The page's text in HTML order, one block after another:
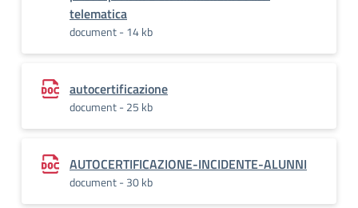
telematica
document - 14 kb
autocertificazione
document - 25 kb
AUTOCERTIFICAZIONE-INCIDENTE-ALUNNI
document - 30 kb